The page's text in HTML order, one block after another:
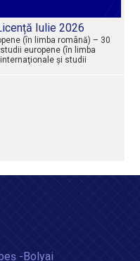
Iulie 2026
(în limba română) – 30
europene (în limba
şi studii
-Bolyai